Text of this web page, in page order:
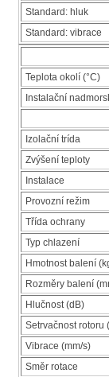
Standard: hluk
Standard: vibrace
Teplota okolí (°C)
Instalační
Izolační trída
Zvýšení teploty
Instalace
Provozní režim
Třída ochrany
Typ chlazení
Hmotnost balení
Rozměry balení
Hlučnost (dB)
Setrvačnost rotoru
Vibrace (mm/s)
Směr rotace